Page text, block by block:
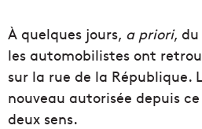
À quelques jours, a priori,
les automobilistes ont
sur la rue de la République.
nouveau autorisée depuis
deux sens.